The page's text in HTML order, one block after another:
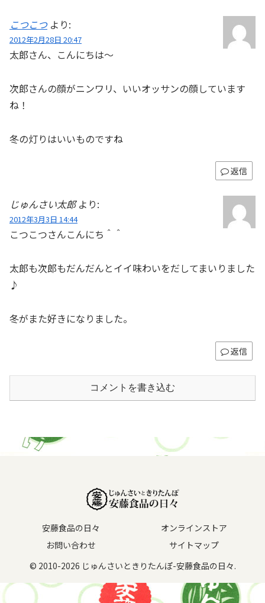
こつこつ より:
2012年2月28日 20:47
太郎さん、こんにちは〜
次郎さんの顔がニンワリ、いいオッサンの顔しています
ね！
冬の灯りはいいものですね
返信
じゅんさい太郎 より:
2012年3月3日 14:44
こつこつさんこんにち＾＾
太郎も次郎もだんだんとイイ味わいをだしてまいりました
♪
冬がまた好きになりました。
返信
コメントを書き込む
安藤食品の日々
オンラインストア
お問い合わせ
サイトマップ
© 2010-2026 じゅんさいときりたんぽ-安藤食品の日々.